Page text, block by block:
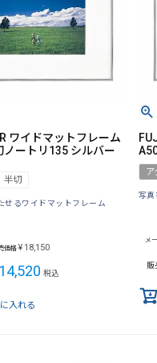
ワイドマットフレーム
ノートリ135 シルバー
半切
せるワイドマットフレーム
価格 ¥ 18,150
14,520 税込
入れる
ア
写真
メ
販